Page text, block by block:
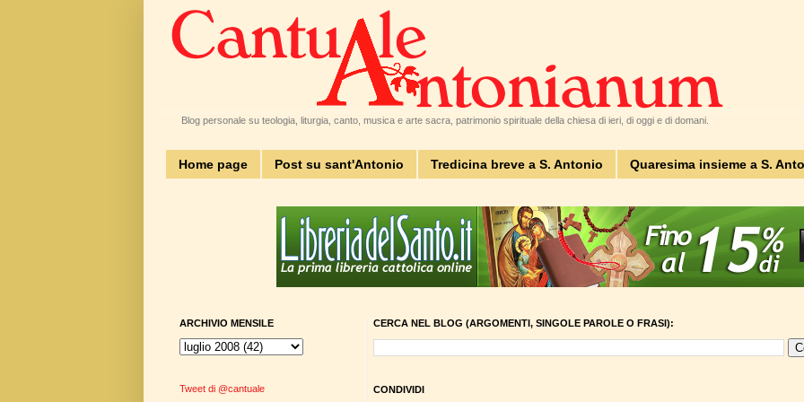
Blog personale su teologia, liturgia, canto, musica e arte sacra, patrimonio spirituale della chiesa di ieri, di oggi e di domani.
Home page Post su sant'Antonio Tredicina breve a S. Antonio Quaresima insieme a S.
CERCA NEL BLOG (ARGOMENTI, SINGOLE PAROLE O FRASI):
CONDIVIDI
ARCHIVIO MENSILE
Tweet di @cantuale